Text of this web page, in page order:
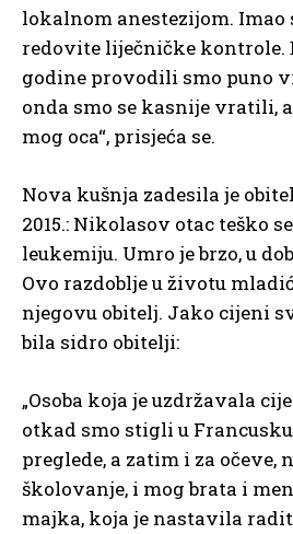
lokalnom anestezijom.
redovite liječničke kontrole.
godine provodili smo puno
onda smo se kasnije vratili,
mog oca“, prisjeća se.
Nova kušnja zadesila je
2015.: Nikolasov otac teško
leukemiju. Umro je brzo, u
Ovo razdoblje u životu
njegovu obitelj. Jako cijeni
bila sidro obitelji:
„Osoba koja je uzdržavala
otkad smo stigli u
preglede, a zatim i za očeve,
školovanje, i mog brata i
majka, koja je nastavila